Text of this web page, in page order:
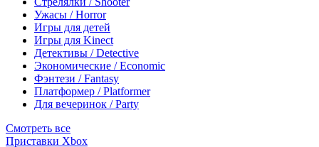
Ужасы / Horror
Игры для детей
Игры для Kinect
Детективы / Detective
Экономические / Economic
Фэнтези / Fantasy
Платформер / Platformer
Для вечеринок / Party
Смотреть все
Приставки Xbox